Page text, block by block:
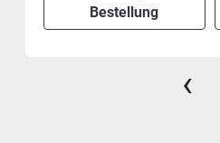
Bestellung
‹